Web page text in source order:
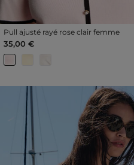
Pull ajusté rayé rose clair femme
35,00 €